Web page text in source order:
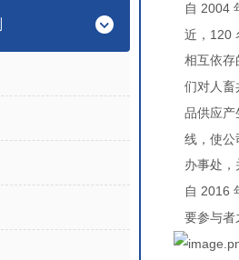
自 2004
近， 120
相互依存
们对人畜
品供应产
线，使公
办事处
自 2016
要参与者